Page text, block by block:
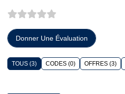
Donner Une Évaluation
TOUS (3) CODES (0) OFFRES (3)